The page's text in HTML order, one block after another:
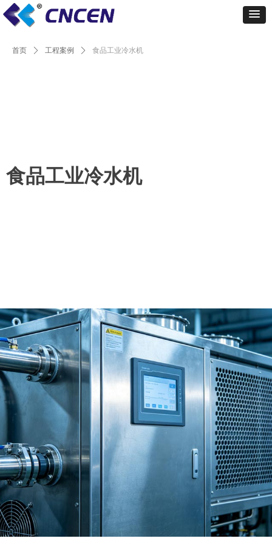
首页 ꄲ 工程案例 ꄲ 食品工业冷水机
食品工业冷水机